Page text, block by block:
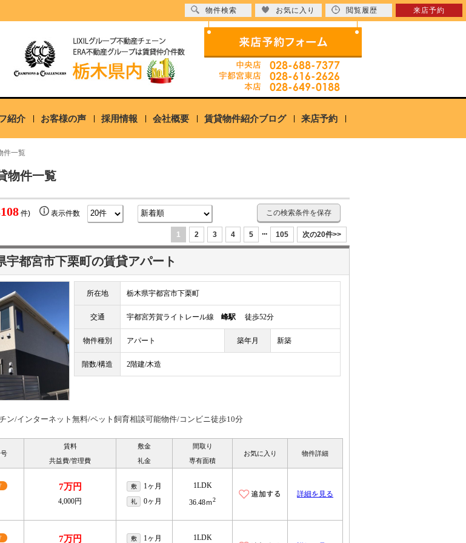
紹介 お客様の声 採用情報 会社概要 賃貸物件紹介ブログ 来店予約
物件検索 お気に入り 閲覧履歴 来店予約
件一覧
物件一覧
件) 表示件数 この検索条件を保存
1 2 3 4 5 ... 105 次の20件>>
宇都宮市下栗町の賃貸アパート
所在地 栃木県宇都宮市下栗町
交通 宇都宮芳賀ライトレール線 峰駅 徒歩52分
物件種別 アパート 築年月 新築
階数/構造 2階建/木造
ン/インターネット無料/ペット飼育相談可能物件/コンビニ徒歩10分
賃料
共益費/管理費
敷金
礼金
間取り
専有面積
お気に入り 物件詳細
7万円
4,000円
敷 1ヶ月
礼 0ヶ月
1LDK
36.48ｍ2
詳細を見る
7万円 敷 1ヶ月
1LDK